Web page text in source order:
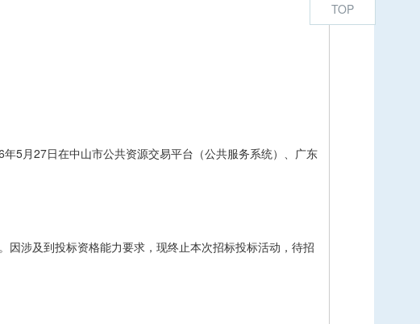
TOP
年5月27日在中山市公共资源交易平台（公共服务系统）、广东
涉及到投标资格能力要求，现终止本次招标投标活动，待招